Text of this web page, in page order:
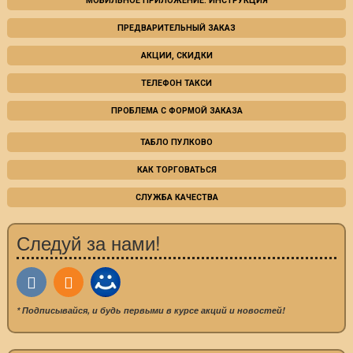
ПРЕДВАРИТЕЛЬНЫЙ ЗАКАЗ
АКЦИИ, СКИДКИ
ТЕЛЕФОН ТАКСИ
ПРОБЛЕМА С ФОРМОЙ ЗАКАЗА
ТАБЛО ПУЛКОВО
КАК ТОРГОВАТЬСЯ
СЛУЖБА КАЧЕСТВА
Следуй за нами!
* Подписывайся, и будь первыми в курсе акций и новостей!